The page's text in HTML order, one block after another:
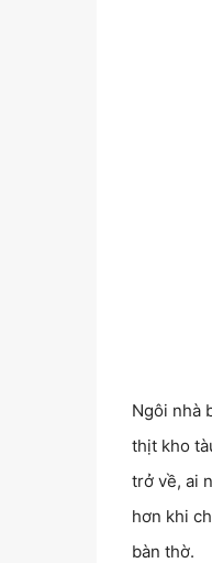
Ngôi nhà
thịt kho
trở về, ai
hơn khi
bàn thờ.